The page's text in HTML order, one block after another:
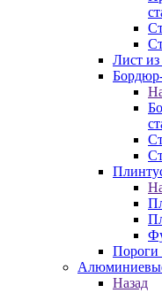
Лист
Пороги
Назад